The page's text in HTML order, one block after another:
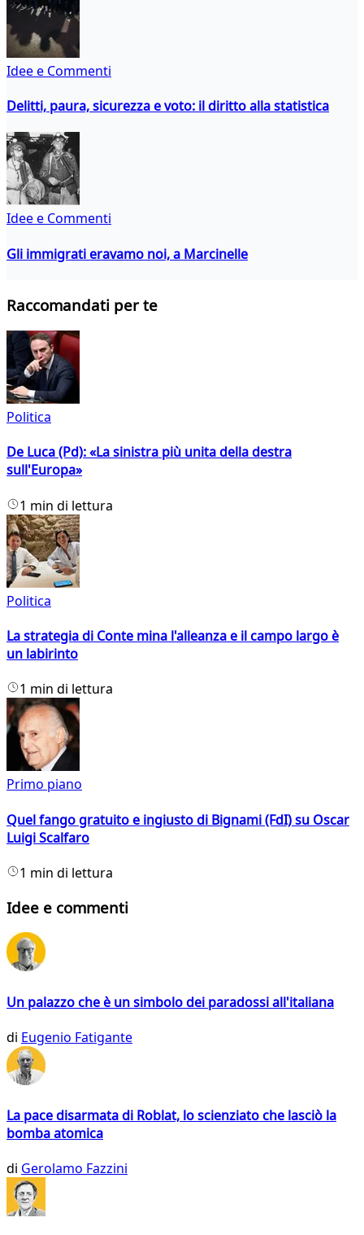
Idee e Commenti
Delitti, paura, sicurezza e voto: il diritto alla statistica
Idee e Commenti
Gli immigrati eravamo noi, a Marcinelle
Raccomandati per te
Politica
De Luca (Pd): «La sinistra più unita della destra
sull'Europa»
1 min di lettura
Politica
La strategia di Conte mina l'alleanza e il campo largo è
un labirinto
1 min di lettura
Primo piano
Quel fango gratuito e ingiusto di Bignami (FdI) su Oscar
Luigi Scalfaro
1 min di lettura
Idee e commenti
Un palazzo che è un simbolo dei paradossi all'italiana
di Eugenio Fatigante
La pace disarmata di Roblat, lo scienziato che lasciò la
bomba atomica
di Gerolamo Fazzini